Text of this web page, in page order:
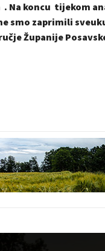
. Na koncu tijekom
smo zaprimili
Županije